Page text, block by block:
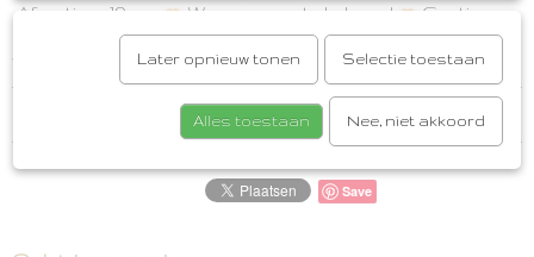
Afmeting: 19 cm
Wassen: met de hand
Gratis
cadeauservice
Afhalen in Oud-Beijerland
Gratis
verzenden vanaf €50,00
Save
Later opnieuw tonen Selectie toestaan
Alles toestaan Nee, niet akkoord